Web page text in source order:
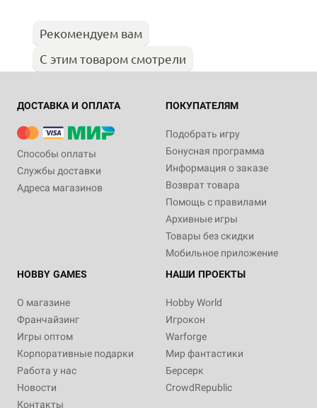
Рекомендуем вам
С этим товаром смотрели
ДОСТАВКА И ОПЛАТА
Способы оплаты
Службы доставки
Адреса магазинов
ПОКУПАТЕЛЯМ
Подобрать игру
Бонусная программа
Информация о заказе
Возврат товара
Помощь с правилами
Архивные игры
Товары без скидки
Мобильное приложение
HOBBY GAMES
О магазине
Франчайзинг
Игры оптом
Корпоративные подарки
Работа у нас
Новости
Контакты
НАШИ ПРОЕКТЫ
Hobby World
Игрокон
Warforge
Мир фантастики
Берсерк
CrowdRepublic